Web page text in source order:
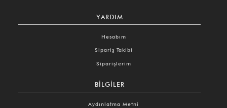
YARDIM
Hesabım
Sipariş Takibi
Siparişlerim
BILGILER
Aydınlatma Metni